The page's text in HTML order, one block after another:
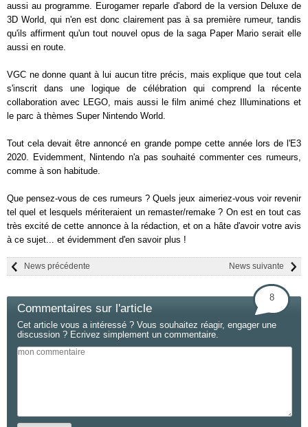
aussi au programme. Eurogamer reparle d'abord de la version Deluxe de
3D World, qui n'en est donc clairement pas à sa première rumeur, tandis
qu'ils affirment qu'un tout nouvel opus de la saga Paper Mario serait elle
aussi en route.
VGC ne donne quant à lui aucun titre précis, mais explique que tout cela
s'inscrit dans une logique de célébration qui comprend la récente
collaboration avec LEGO, mais aussi le film animé chez Illuminations et
le parc à thèmes Super Nintendo World.
Tout cela devait être annoncé en grande pompe cette année lors de l'E3
2020. Evidemment, Nintendo n'a pas souhaité commenter ces rumeurs,
comme à son habitude.
Que pensez-vous de ces rumeurs ? Quels jeux aimeriez-vous voir revenir
tel quel et lesquels mériteraient un remaster/remake ? On est en tout cas
très excité de cette annonce à la rédaction, et on a hâte d'avoir votre avis
à ce sujet... et évidemment d'en savoir plus !
News suivante
News précédente
Commentaires sur l'article
8
Cet article vous a intéressé ? Vous souhaitez réagir, engager une
discussion ? Ecrivez simplement un commentaire.